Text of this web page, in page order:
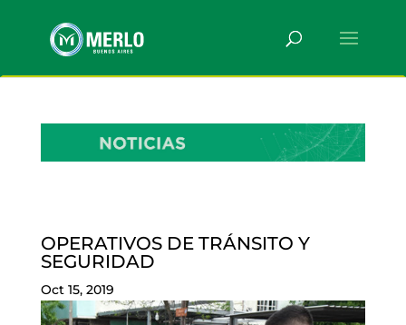
OPERATIVOS DE TRÁNSITO Y
SEGURIDAD
Oct 15, 2019